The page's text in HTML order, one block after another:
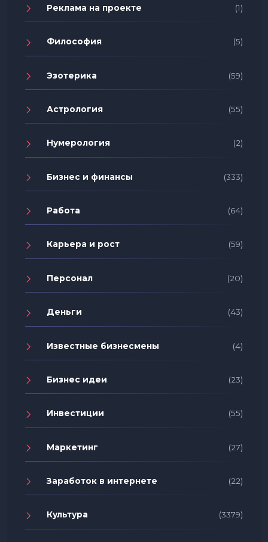
Реклама на проекте (1)
Философия (5)
Эзотерика (59)
Астрология (55)
Нумерология (2)
Бизнес и финансы (333)
Работа (64)
Карьера и рост (59)
Персонал (20)
Деньги (43)
Известные бизнесмены (4)
Бизнес идеи (23)
Инвестиции (55)
Маркетинг (27)
Заработок в интернете (22)
Культура (3379)